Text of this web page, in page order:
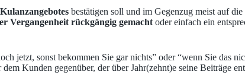
bestätigen soll und im Gegenzug meist auf
Vergangenheit rückgängig gemacht oder einfach ein
jetzt, sonst bekommen Sie gar nichts” oder “wenn Sie das
Kunden gegenüber, der über Jahr(zehnt)e seine Beiträge